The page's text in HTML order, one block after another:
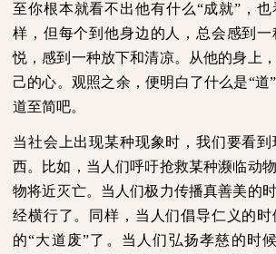
至你根本就看不出他有什么“成就”，
样，但每个到他身边的人，总会感到
悦，感到一种放下和清凉。从他的身上
己的心。观照之余，便明白了什么是“道
道至简吧。
当社会上出现某种现象时，我们要看
西。比如，当人们呼吁抢救某种濒临动
物将近灭亡。当人们极力传播真善美的
经横行了。同样，当人们倡导仁义的
的“大道废”了。当人们弘扬孝慈的时